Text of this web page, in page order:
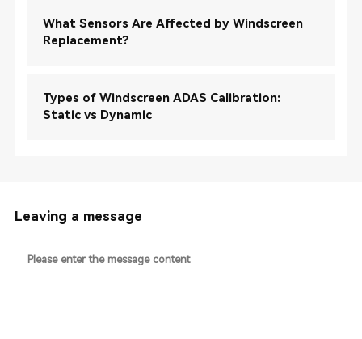
What Sensors Are Affected by Windscreen
Replacement?
Types of Windscreen ADAS Calibration:
Static vs Dynamic
Leaving a message